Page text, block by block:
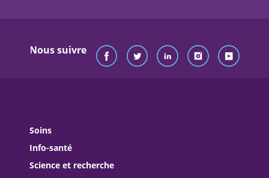
Nous suivre
Soins
Info-santé
Science et recherche